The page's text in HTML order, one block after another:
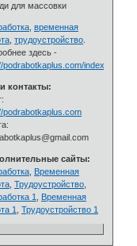
для массовки
,временная
,трудоустройство
здесь -
podrabotkaplus.com/index.php/
контакты:
podrabotkaplus.com
сайты:
Временная
,Трудоустройство
1
Временная
1
,Трудоустройство 1